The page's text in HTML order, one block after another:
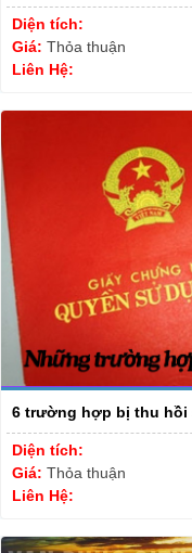
Diện tích:
Giá: Thỏa thuận
Liên Hệ:
6 trường hợp bị thu hồi
Diện tích:
Giá: Thỏa thuận
Liên Hệ: